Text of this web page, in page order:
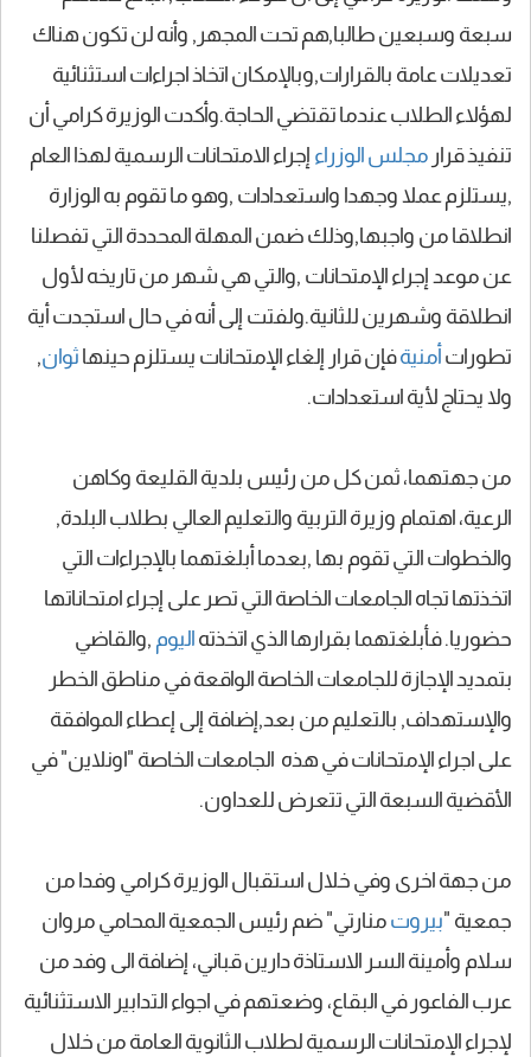
سبعة وسبعين طالبا,هم تحت المجهر, وأنه لن تكون هناك
تعديلات عامة بالقرارات,وبالإمكان اتخاذ اجراءات استثنائية
لهؤلاء الطلاب عندما تقتضي الحاجة.وأكدت الوزيرة كرامي أن
تنفيذ قرار مجلس الوزراء إجراء الامتحانات الرسمية لهذا العام
,يستلزم عملا وجهدا واستعدادات ,وهو ما تقوم به الوزارة
انطلاقا من واجبها,وذلك ضمن المهلة المحددة التي تفصلنا
عن موعد إجراء الإمتحانات ,والتي هي شهر من تاريخه لأول
انطلاقة وشهرين للثانية.ولفتت إلى أنه في حال استجدت أية
تطورات أمنيةفإن قرار إلغاء الإمتحانات يستلزم حينها ثوان,
ولا يحتاج لأية استعدادات.
من جهتهما، ثمن كل من رئيس بلدية القليعة وكاهن
الرعية، اهتمام وزيرة التربية والتعليم العالي بطلاب البلدة,
والخطوات التي تقوم بها ,بعدما أبلغتهما بالإجراءات التي
اتخذتها تجاه الجامعات الخاصة التي تصر على إجراء امتحاناتها
حضوريا. فأبلغتهما بقرارها الذي اتخذته اليوم ,والقاضي
بتمديد الإجازة للجامعات الخاصة الواقعة في مناطق الخطر
والإستهداف, بالتعليم من بعد,إضافة إلى إعطاء الموافقة
على اجراء الإمتحانات في هذه الجامعات الخاصة "اونلاين" في
الأقضية السبعة التي تتعرض للعداون.
من جهة اخرى وفي خلال استقبال الوزيرة كرامي وفدا من
جمعية "بيروت منارتي" ضم رئيس الجمعية المحامي مروان
سلام وأمينة السر الاستاذة دارين قباني، إضافة الى وفد من
عرب الفاعور في البقاع، وضعتهم في اجواء التدابير الاستثنائية
لإجراء الإمتحانات الرسمية لطلاب الثانوية العامة من خلال